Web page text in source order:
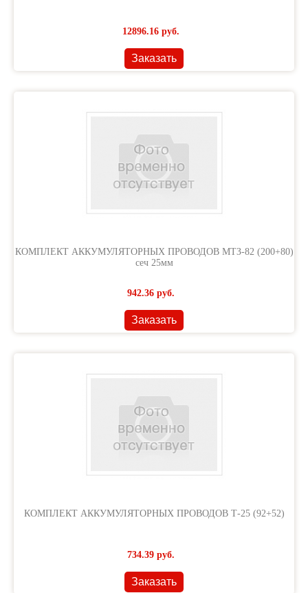
12896.16 руб.
Заказать
КОМПЛЕКТ АККУМУЛЯТОРНЫХ ПРОВОДОВ МТЗ-82 (200+80)
сеч 25мм
942.36 руб.
Заказать
КОМПЛЕКТ АККУМУЛЯТОРНЫХ ПРОВОДОВ Т-25 (92+52)
734.39 руб.
Заказать